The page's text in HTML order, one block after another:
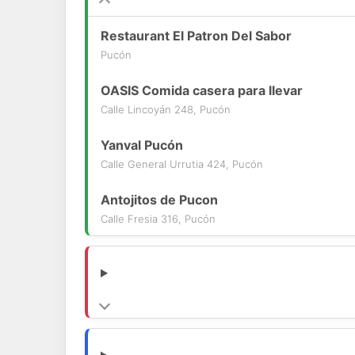
Restaurant El Patron Del Sabor
Pucón
OASIS Comida casera para llevar
Calle Lincoyán 248, Pucón
Yanval Pucón
Calle General Urrutia 424, Pucón
Antojitos de Pucon
Calle Fresia 316, Pucón